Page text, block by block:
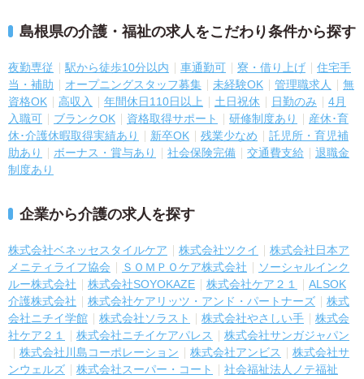
島根県の介護・福祉の求人をこだわり条件から探す
夜勤専従 駅から徒歩10分以内 車通勤可 寮・借り上げ
住宅手
当・補助
オープニングスタッフ募集 未経験OK 管理職求人
無
資格OK
高収入 年間休日110日以上 土日祝休 日勤のみ
4月
入職可
ブランクOK 資格取得サポート 研修制度あり
産休･育
休･介護休暇取得実績あり
新卒OK 残業少なめ
託児所・育児補
助あり
ボーナス・賞与あり 社会保険完備 交通費支給
退職金
制度あり
企業から介護の求人を探す
株式会社ベネッセスタイルケア 株式会社ツクイ
株式会社日本ア
メニティライフ協会
ＳＯＭＰＯケア株式会社
ソーシャルインク
ルー株式会社
株式会社SOYOKAZE 株式会社ケア２１
ALSOK
介護株式会社
株式会社ケアリッツ・アンド・パートナーズ
株式
会社ニチイ学館
株式会社ソラスト 株式会社やさしい手
株式会
社ケア２１
株式会社ニチイケアパレス
株式会社サンガジャパン
株式会社川島コーポレーション
株式会社アンビス
株式会社サ
ンウェルズ
株式会社スーパー・コート
社会福祉法人ノテ福祉